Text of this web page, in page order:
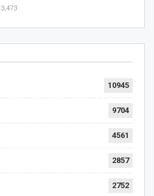
10945
9704
4561
2857
2752